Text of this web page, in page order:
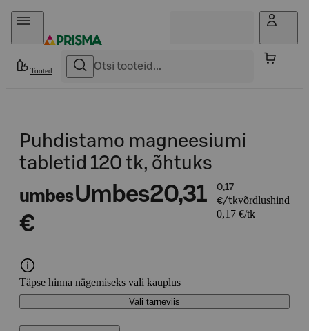
Otse sisu juurde
Tooted
Puhdistamo magneesiumi
tabletid 120 tk, õhtuks
umbesUmbes20,31
€
0,17
€/tkvõrdlushind
0,17 €/tk
Täpse hinna nägemiseks vali kauplus
Vali tarneviis